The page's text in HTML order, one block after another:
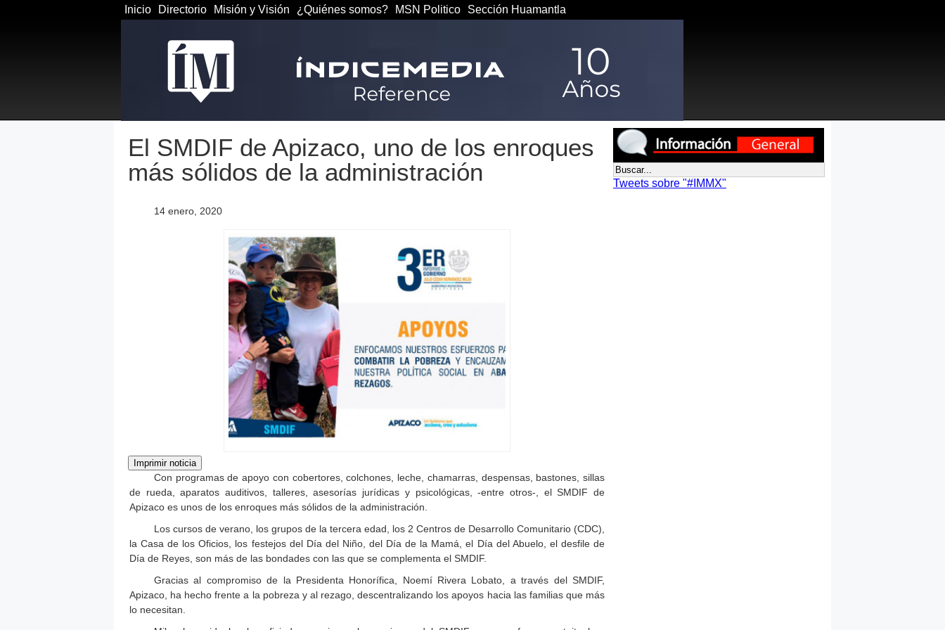
Inicio Directorio Misión y Visión ¿Quiénes somos? MSN Politico Sección Huamantla
El SMDIF de Apizaco, uno de los enroques
más sólidos de la administración
14 enero, 2020
Con programas de apoyo con cobertores, colchones, leche, chamarras, despensas, bastones, sillas
de rueda, aparatos auditivos, talleres, asesorías jurídicas y psicológicas, -entre otros-, el SMDIF de
Apizaco es unos de los enroques más sólidos de la administración.
Los cursos de verano, los grupos de la tercera edad, los 2 Centros de Desarrollo Comunitario (CDC),
la Casa de los Oficios, los festejos del Día del Niño, del Día de la Mamá, el Día del Abuelo, el desfile de
Día de Reyes, son más de las bondades con las que se complementa el SMDIF.
Gracias al compromiso de la Presidenta Honorífica, Noemí Rivera Lobato, a través del SMDIF,
Apizaco, ha hecho frente a la pobreza y al rezago, descentralizando los apoyos hacia las familias que más
lo necesitan.
Tweets sobre "#IMMX"